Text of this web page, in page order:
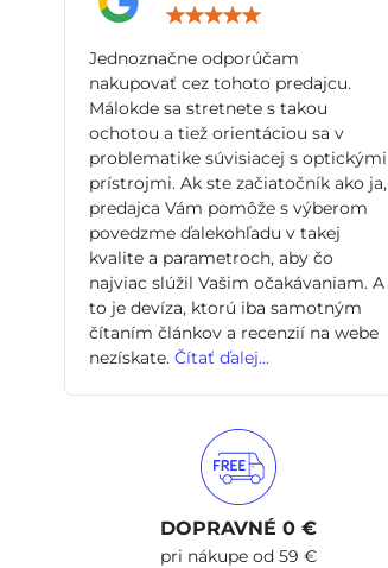
Jednoznačne odporúčam
nakupovať cez tohoto predajcu.
Málokde sa stretnete s takou
ochotou a tiež orientáciou sa v
problematike súvisiacej s optickými
prístrojmi. Ak ste začiatočník ako ja,
predajca Vám pomôže s výberom
povedzme ďalekohľadu v takej
kvalite a parametroch, aby čo
najviac slúžil Vašim očakávaniam. A
to je devíza, ktorú iba samotným
čítaním článkov a recenzií na webe
nezískate. Čítať ďalej...
DOPRAVNÉ 0 €
pri nákupe od 59 €